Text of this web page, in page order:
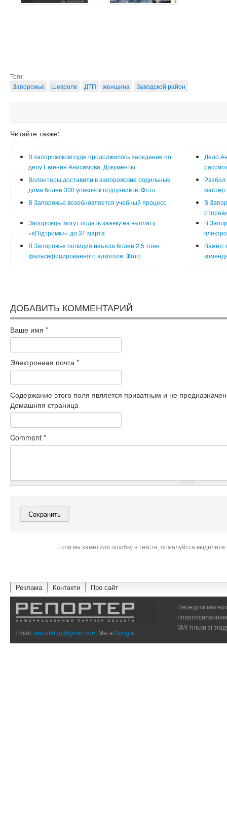
Теги:
Запорожье
Шевроле ДТП женщина Заводской район
Читайте также:
В запорожском суде продолжилось заседание по
делу Евгения Анисимова. Документы
Дело
Волонтеры доставили в запорожские родильные
дома более 300 упаковок подгузников. Фото
Разбил
мастер
В Запорожье возобновляется учебный процесс
В
Запорожцы могут подать заявку на выплату
«єПідтримки» до 31 марта
В
В Запорожье полиция изъяла более 2,5 тонн
фальсифицированного алкоголя. Фото
Важно:
ДОБАВИТЬ КОММЕНТАРИЙ
Ваше имя *
Электронная почта *
Содержание этого поля является приватным и не
Домашняя страница
Comment *
Если вы заметили ошибку в тексте, пожалуйста
Реклама Контакти Про сайт
Email:reporterzp@gmail.com Мы вGoogle+
Передрук
ЗМІ тільки зі